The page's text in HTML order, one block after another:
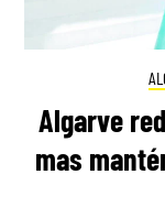
Algarve
mas